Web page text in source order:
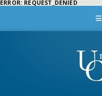
ERROR: REQUEST_DENIED